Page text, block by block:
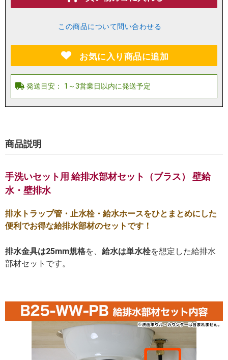
この商品について問い合わせる
お気に入り商品に追加
商品説明
手洗いセット用 給排水部材セット（ブラス） 壁給
水・壁排水
排水トラップ管・止水栓・給水ホースをひとまとめにした
便利でお得な給排水部材のセットです！
排水金具は25mm規格を、 給水は単水栓を想定した給排水
部材セットです。